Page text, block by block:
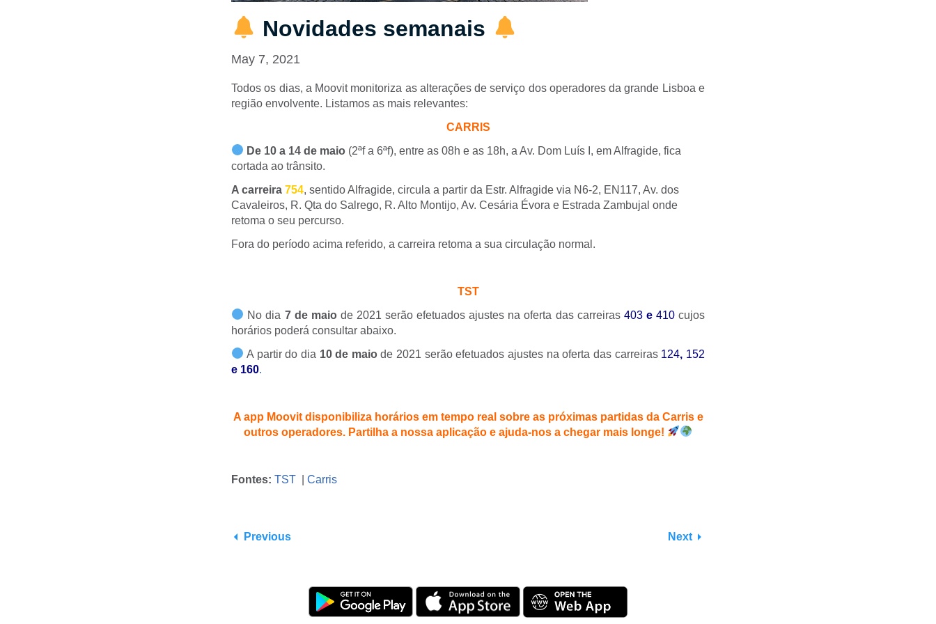
Novidades semanais
May 7, 2021
Todos os dias, a Moovit monitoriza as alterações de serviço dos operadores da grande Lisboa e
região envolvente. Listamos as mais relevantes:
CARRIS
De 10 a 14 de maio (2ªf a 6ªf), entre as 08h e as 18h, a Av. Dom Luís I, em Alfragide, fica
cortada ao trânsito.
A carreira 754, sentido Alfragide, circula a partir da Estr. Alfragide via N6-2, EN117, Av. dos
Cavaleiros, R. Qta do Salrego, R. Alto Montijo, Av. Cesária Évora e Estrada Zambujal onde
retoma o seu percurso.
Fora do período acima referido, a carreira retoma a sua circulação normal.
TST
No dia 7 de maiode 2021 serão efetuados ajustes na oferta das carreiras 403e 410cujos
horários poderá consultar abaixo.
A partir do dia 10 de maiode 2021 serão efetuados ajustes na oferta das carreiras 124, 152
e 160.
A app Moovit disponibiliza horários em tempo real sobre as próximas partidas da Carris e
outros operadores. Partilha a nossa aplicação e ajuda-nos a chegar mais longe!
Fontes: TST Carris
Previous Next